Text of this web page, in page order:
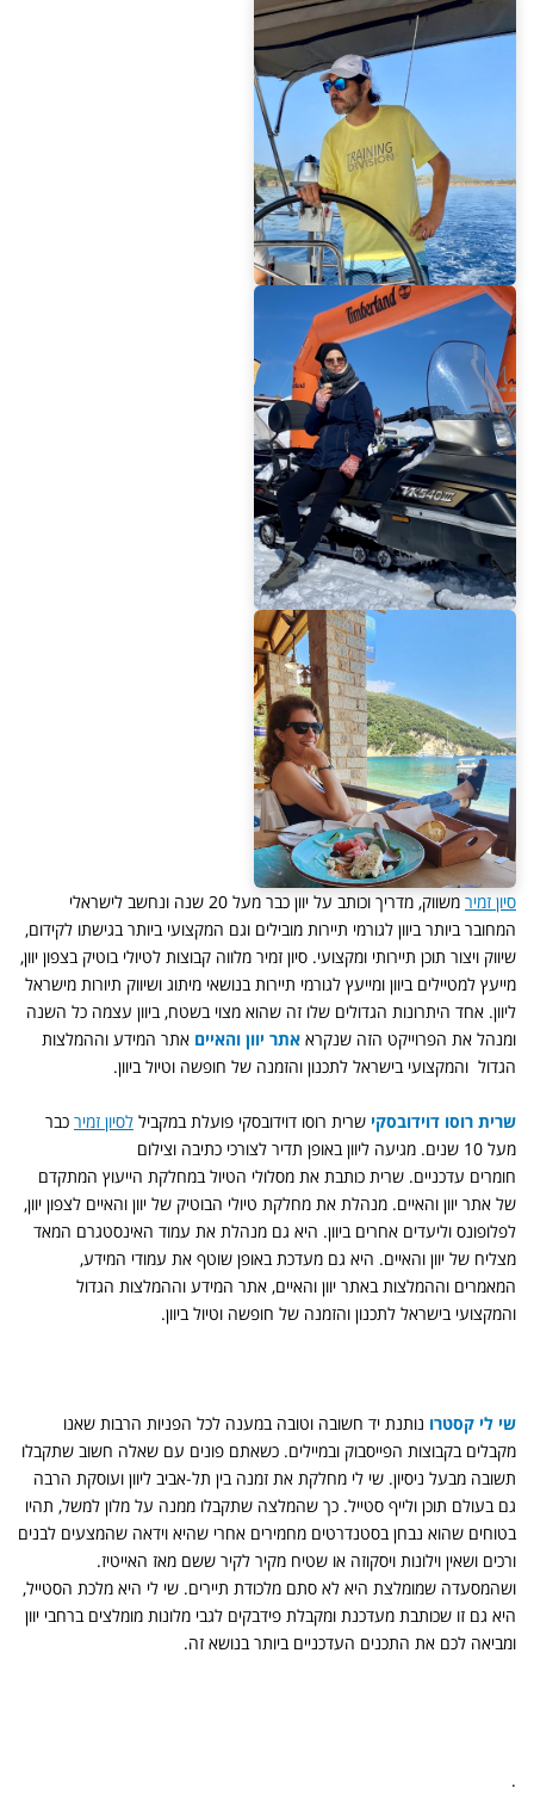
סיון זמיר
משווק, מדריך וכותב על יוון כבר מעל 20 שנה ונחשב לישראלי
המחובר ביותר ביוון לגורמי תיירות מובילים וגם המקצועי ביותר בגישתו לקידום,
שיווק ויצור תוכן תיירותי ומקצועי. סיון זמיר מלווה קבוצות לטיולי בוטיק בצפון יוון,
מייעץ למטיילים ביוון ומייעץ לגורמי תיירות בנושאי מיתוג ושיווק תיורות מישראל
ליוון. אחד היתרונות הגדולים שלו זה שהוא מצוי בשטח, ביוון עצמה כל השנה
ומנהל את הפרוייקט הזה שנקרא אתר יוון והאיים אתר המידע וההמלצות
הגדול והמקצועי בישראל לתכנון והזמנה של חופשה וטיול ביוון.
שרית רוסו דוידובסקי שרית רוסו דוידובסקי פועלת במקביל לסיון זמיר כבר
מעל 10 שנים. מגיעה ליוון באופן תדיר לצורכי כתיבה וצילום
חומרים עדכניים. שרית כותבת את מסלולי הטיול במחלקת הייעוץ המתקדם
של אתר יוון והאיים. מנהלת את מחלקת טיולי הבוטיק של יוון והאיים לצפון יוון,
לפלופונס וליעדים אחרים ביוון. היא גם מנהלת את עמוד האינסטגרם המאד
מצליח של יוון והאיים. היא גם מעדכת באופן שוטף את עמודי המידע,
המאמרים וההמלצות באתר יוון והאיים, אתר המידע וההמלצות הגדול
והמקצועי בישראל לתכנון והזמנה של חופשה וטיול ביוון.
שי לי קסטרו נותנת יד חשובה וטובה במענה לכל הפניות הרבות שאנו
מקבלים בקבוצות הפייסבוק ובמיילים. כשאתם פונים עם שאלה חשוב שתקבלו
תשובה מבעל ניסיון. שי לי מחלקת את זמנה בין תל-אביב ליוון ועוסקת הרבה
גם בעולם תוכן ולייף סטייל. כך שהמלצה שתקבלו ממנה על מלון למשל, תהיו
בטוחים שהוא נבחן בסטנדרטים מחמירים אחרי שהיא וידאה שהמצעים לבנים
ורכים ושאין וילונות ויסקוזה או שטיח מקיר לקיר ששם מאז האייטיז.
ושהמסעדה שמומלצת היא לא סתם מלכודת תיירים. שי לי היא מלכת הסטייל,
היא גם זו שכותבת מעדכנת ומקבלת פידבקים לגבי מלונות מומלצים ברחבי יוון
ומביאה לכם את התכנים העדכניים ביותר בנושא זה.
.